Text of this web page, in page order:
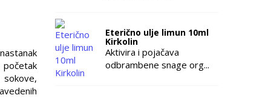
Eterično ulje limun 10ml
Kirkolin
Aktivira i pojačava
odbrambene snage org...